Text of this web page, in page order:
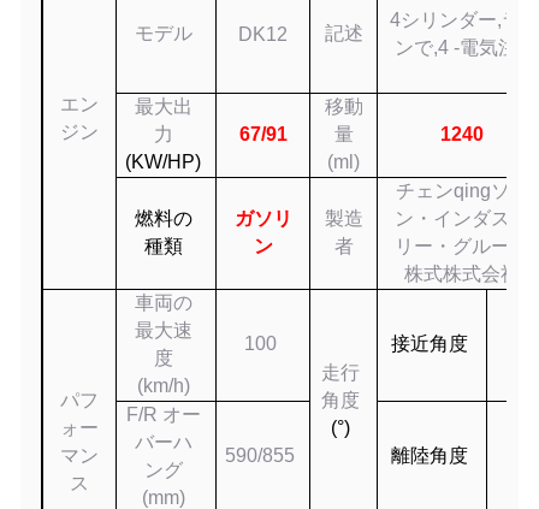
エン
ジン
モデル DK12 記述
4シリンダー,ライ
ンで,4 -電気注射
最大出
力
(KW/HP)
67/91
移動
量
(ml)
1240
燃料の
種類
ガソリ
ン
製造
者
チェンqingソコ
ン・インダスト
リー・グループ
株式株式会社
パフ
ォー
マン
ス
車両の
最大速
度
(km/h)
100
走行
角度
(°)
接近角度
F/R オー
バーハ
ング
(mm)
590/855 離陸角度